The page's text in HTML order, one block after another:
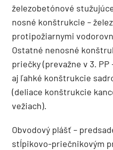
železobetónové
nosné konštrukcie –
protipožiarnymi
Ostatné nenosné
priečky (prevažne v 3. PP
aj ľahké konštrukcie
(deliace konštrukcie
vežiach).
Obvodový plášť –
stĺpikovo-priečnikovým